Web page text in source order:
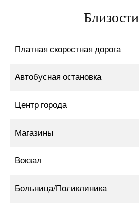
Близости
Платная скоростная дорога
Автобусная остановка
Центр города
Магазины
Вокзал
Больница/Поликлиника